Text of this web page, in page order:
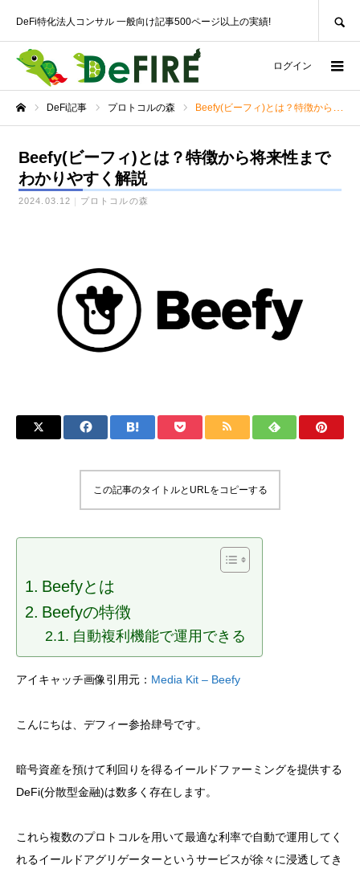
DeFi特化法人コンサル 一般向け記事500ページ以上の実績!
ログイン
DeFi記事 プロトコルの森 Beefy(ビーフィ)とは？特徴から将来性までわかりやすく解説
Beefy(ビーフィ)とは？特徴から将来性まで
わかりやすく解説
2024.03.12 プロトコルの森
この記事のタイトルとURLをコピーする
Beefyとは
Beefyの特徴
自動複利機能で運用できる
アイキャッチ画像引用元： Media Kit – Beefy
こんにちは、デフィー参拾肆号です。
暗号資産を預けて利回りを得るイールドファーミングを提供する
DeFi(分散型金融)は数多く存在します。
これら複数のプロトコルを用いて最適な利率で自動で運用してく
れるイールドアグリゲーターというサービスが徐々に浸透してき